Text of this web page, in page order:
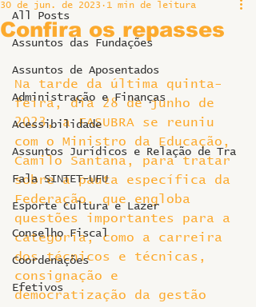
All Posts
Assuntos das Fundações
Assuntos de Aposentados
Administração e Finanças
Acessibilidade
Assuntos Jurídicos e Relação de Tra
Fala SINTET-UFU
Esporte Cultura e Lazer
Conselho Fiscal
Coordenações
Efetivos
Confira os repasses
30 de jun. de 2023 1 min de leitura
Na tarde da última quinta-
feira, dia 28 de junho de
2023, a FASUBRA se reuniu
com o Ministro da Educação,
Camilo Santana, para tratar
sobre a pauta específica da
Federação, que engloba
questões importantes para a
categoria, como a carreira
dos técnicos e técnicas,
consignação e
democratização da gestão